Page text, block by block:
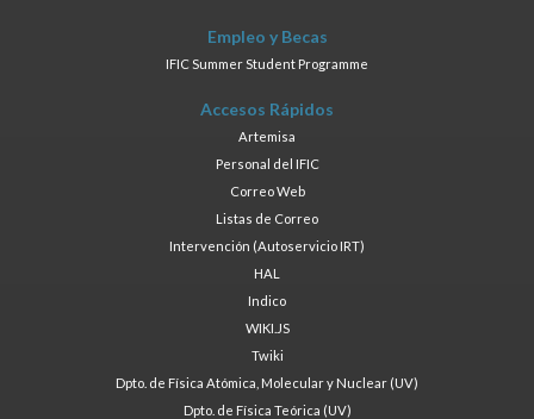
Empleo y Becas
IFIC Summer Student Programme
Accesos Rápidos
Artemisa
Personal del IFIC
Correo Web
Listas de Correo
Intervención (Autoservicio IRT)
HAL
Indico
WIKI.JS
Twiki
Dpto. de Física Atómica, Molecular y Nuclear (UV)
Dpto. de Física Teórica (UV)